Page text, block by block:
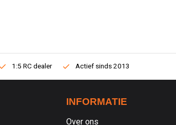
1:5 RC dealer Actief sinds 2013
INFORMATIE
Over ons